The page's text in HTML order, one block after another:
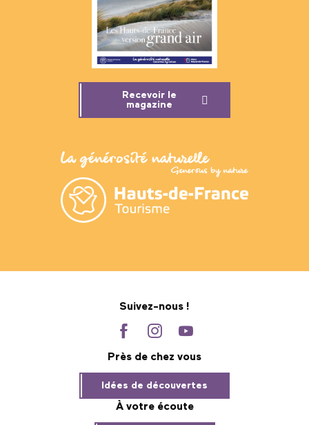
Recevoir le
magazine
Suivez-nous !
Près de chez vous
Idées de découvertes
À votre écoute